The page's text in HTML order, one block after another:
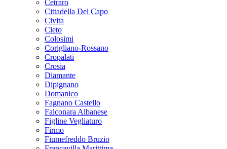
Cetraro
Cittadella Del Capo
Civita
Cleto
Colosimi
Corigliano-Rossano
Cropalati
Crosia
Diamante
Dipignano
Domanico
Fagnano Castello
Falconara Albanese
Figline Vegliaturo
Firmo
Fiumefreddo Bruzio